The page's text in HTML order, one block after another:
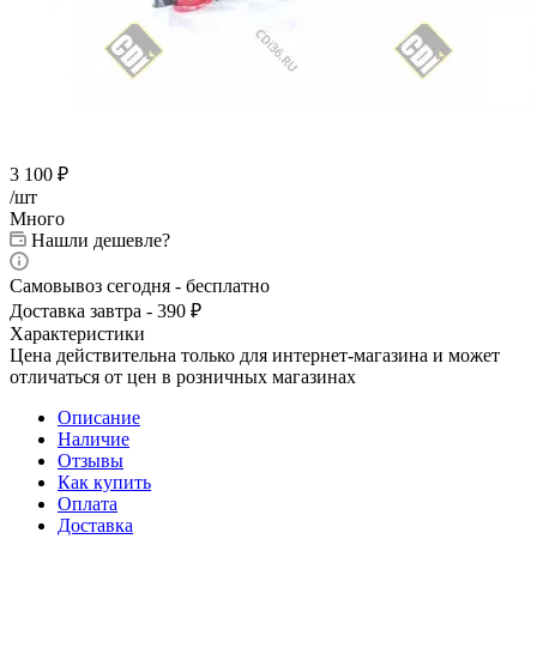
3 100 ₽
/шт
Много
Нашли дешевле?
Самовывоз сегодня - бесплатно
Доставка завтра - 390 ₽
Характеристики
Цена действительна только для интернет-магазина и может
отличаться от цен в розничных магазинах
Описание
Наличие
Отзывы
Как купить
Оплата
Доставка